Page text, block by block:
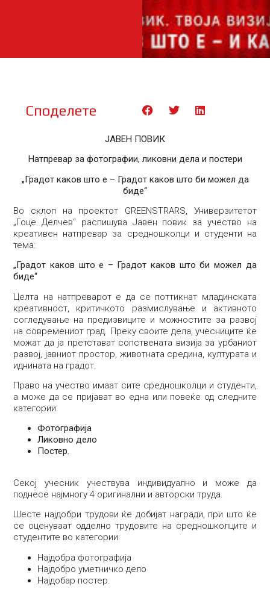
Споделете
ЈАВЕН ПОВИК
Натпревар за фотографии, ликовни дела и постери
„Градот каков што е – Градот каков што би можел да
биде“
Во склоп на проектот GREENSTRARS, Универзитетот
„Гоце Делчев“ распишува Јавен повик за учество на
креативен натпревар за средношколци и студенти на
тема:
„Градот каков што е – Градот каков што би можел да
биде“
Целта на натпреварот е да се поттикнат младинската
креативност, критичкото размислување и активното
согледување на предизвиците и можностите за развој
на современиот град. Преку своите дела, учесниците ќе
можат да ја претстават сопствената визија за урбаниот
развој, јавниот простор, животната средина, културата и
иднината на градот.
Право на учество имаат сите средношколци и студенти,
а може да се пријават во една или повеќе од следните
категории:
Фотографија
Ликовно дело
Постер.
Секој учесник учествува индивидуално и може да
поднесе најмногу 4 оригинални и авторски труда.
Шесте најдобри трудови ќе добијат награди, при што ќе
се оценуваат одделно трудовите на средношколците и
студентите во категории:
Најдобра фотографија
Најдобро уметничко дело
Најдобар постер.